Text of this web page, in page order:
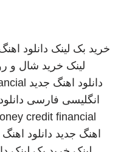
خرید بک لینک دانلود
لینک خرید شال و
دانلود اهنگ جدید
انگلیسی فارسی
credit financial
اهنگ جدید دانلود اهنگ